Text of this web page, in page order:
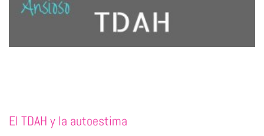
El TDAH y la autoestima